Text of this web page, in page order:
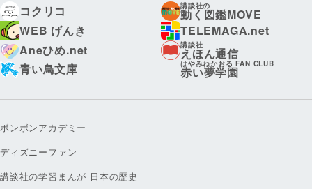
コクリコ
講談社の
動く図鑑MOVE
WEB げんき
TELEMAGA.net
Aneひめ.net
講談社
えほん通信
青い鳥文庫
はやみねかおる FAN CLUB
赤い夢学園
ボンボンアカデミー
ディズニーファン
講談社の学習まんが 日本の歴史